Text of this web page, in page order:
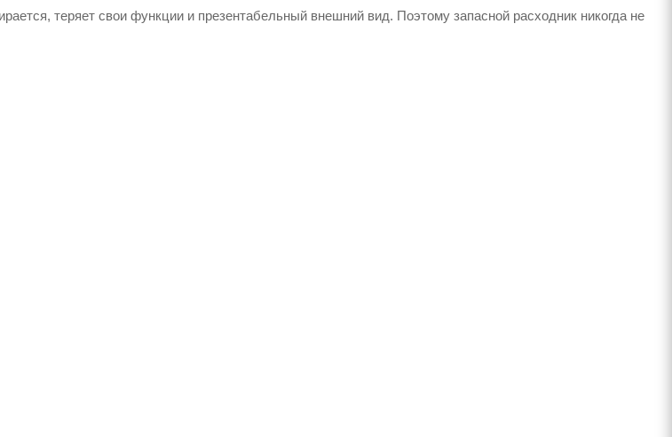
теряет свои функции и презентабельный внешний вид. Поэтому запасной расходник никогда не